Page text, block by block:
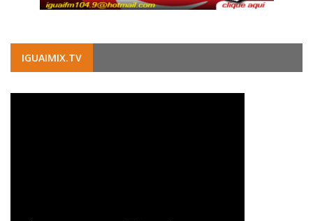
IGUAIMIX.TV